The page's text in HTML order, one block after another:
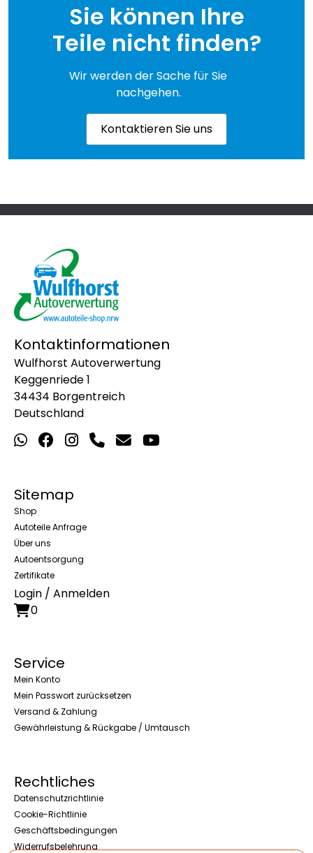
Sie können Ihre
Teile nicht finden?
Wir werden der Sache für Sie
nachgehen.
Kontaktieren Sie uns
Kontaktinformationen
Wulfhorst Autoverwertung
Keggenriede 1
34434 Borgentreich
Deutschland
Sitemap
Shop
Autoteile Anfrage
Über uns
Autoentsorgung
Zertifikate
Login / Anmelden
0
Service
Mein Konto
Mein Passwort zurücksetzen
Versand & Zahlung
Gewährleistung & Rückgabe / Umtausch
Rechtliches
Datenschutzrichtlinie
Cookie-Richtlinie
Geschäftsbedingungen
Widerrufsbelehrung